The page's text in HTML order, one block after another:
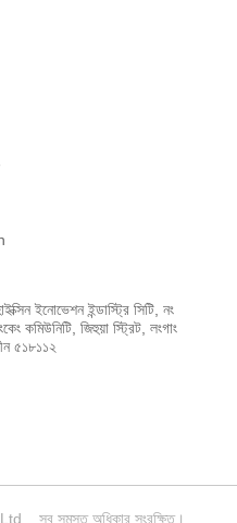
ইনোভেশন ইন্ডাস্ট্রি সিটি, নং
কমিউনিটি, জিহুয়া স্ট্রিট, লংগাং
৫১৮১১২
. সব সমস্ত অধিকার সংরক্ষিত।